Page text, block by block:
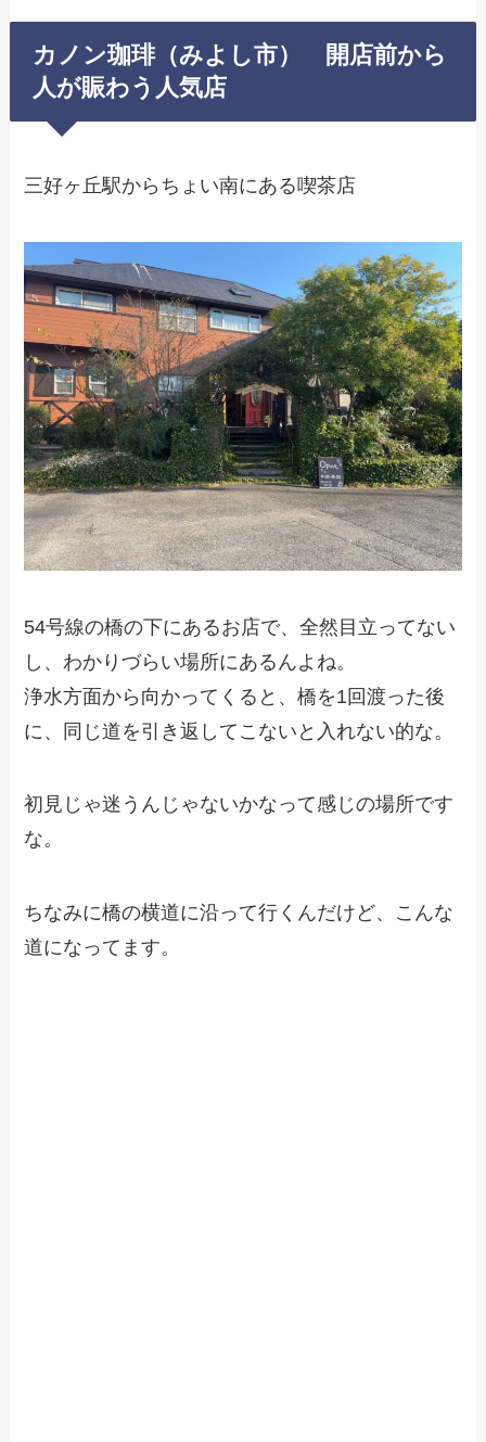
カノン珈琲（みよし市） 開店前から
人が賑わう人気店
三好ヶ丘駅からちょい南にある喫茶店
54号線の橋の下にあるお店で、全然目立ってない
し、わかりづらい場所にあるんよね。
浄水方面から向かってくると、橋を1回渡った後
に、同じ道を引き返してこないと入れない的な。
初見じゃ迷うんじゃないかなって感じの場所です
な。
ちなみに橋の横道に沿って行くんだけど、こんな
道になってます。